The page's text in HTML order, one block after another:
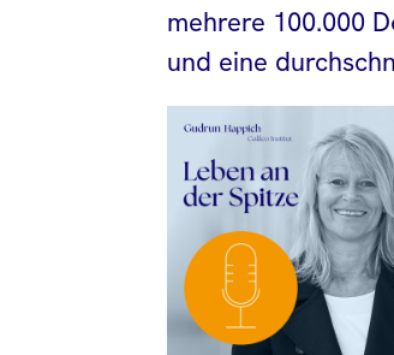
mehrere 100.000
und eine